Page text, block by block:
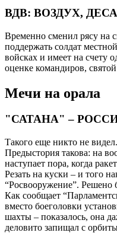
ВДВ: ВОЗДУХ,
Временно сменил рясу на
поддержать солдат
войсках и имеет на счету
оценке командиров,
Мечи на орала
"САТАНА" –
Такого еще никто не
Предыстория такова: на
наступает пора, когда
Резать на куски – и того
“Росвооружение”. Решено
Как сообщает
вместо боеголовки
шахты – показалось, она
деловито запищал с